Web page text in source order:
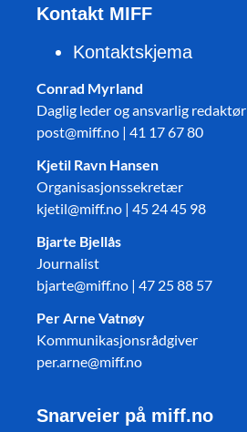
Kontakt MIFF
Kontaktskjema
Conrad Myrland
Daglig leder og ansvarlig redaktør
post@miff.no | 41 17 67 80
Kjetil Ravn Hansen
Organisasjonssekretær
kjetil@miff.no | 45 24 45 98
Bjarte Bjellås
Journalist
bjarte@miff.no | 47 25 88 57
Per Arne Vatnøy
Kommunikasjonsrådgiver
per.arne@miff.no
Snarveier på miff.no